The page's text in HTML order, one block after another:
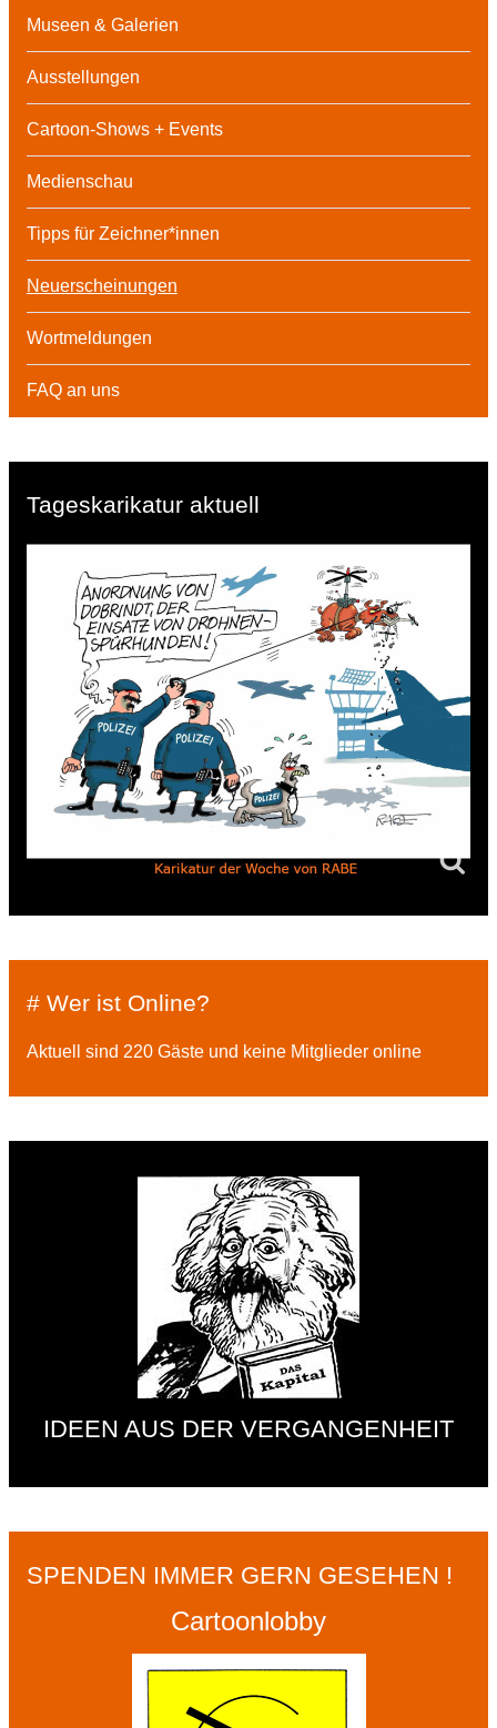
Museen & Galerien
Ausstellungen
Cartoon-Shows + Events
Medienschau
Tipps für Zeichner*innen
Neuerscheinungen
Wortmeldungen
FAQ an uns
Tageskarikatur aktuell
# Wer ist Online?
Aktuell sind 220 Gäste und keine Mitglieder online
IDEEN AUS DER VERGANGENHEIT
SPENDEN IMMER GERN GESEHEN !
Cartoonlobby